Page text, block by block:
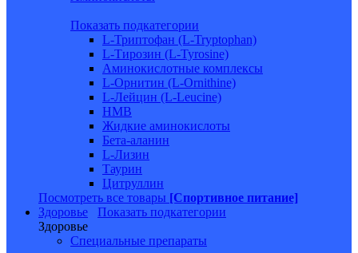
Показать подкатегории
L-Триптофан (L-Tryptophan)
L-Тирозин (L-Tyrosine)
Аминокислотные комплексы
L-Орнитин (L-Ornithine)
L-Лейцин (L-Leucine)
HMB
Жидкие аминокислоты
Бета-аланин
L-Лизин
Таурин
Цитруллин
Посмотреть все товары [Спортивное питание]
Здоровье
Показать подкатегории
Здоровье
Специальные препараты